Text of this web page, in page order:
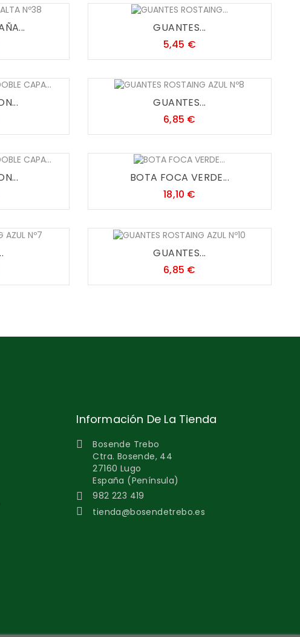
GUANTES...
5,45 €Precio
GUANTES...
6,85 €
BOTA FOCA VERDE...
18,10 €
GUANTES...
6,85 €
Información De La Tienda

Bosende Trebo
Ctra. Bosende, 44
27160 Lugo
España (Península)

982 223 419

tienda@bosendetrebo.es